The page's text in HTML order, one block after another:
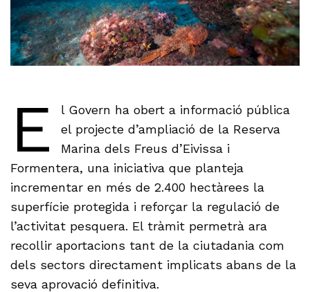
E
l Govern ha obert a informació pública
el projecte d’ampliació de la Reserva
Marina dels Freus d’Eivissa i
Formentera, una iniciativa que planteja
incrementar en més de 2.400 hectàrees la
superfície protegida i reforçar la regulació de
l’activitat pesquera. El tràmit permetrà ara
recollir aportacions tant de la ciutadania com
dels sectors directament implicats abans de la
seva aprovació definitiva.